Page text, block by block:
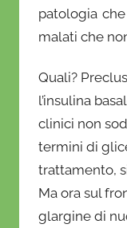
patologia
malati che
Quali?
l’insulina
clinici non
termini di
trattamento,
Ma ora sul
glargine di